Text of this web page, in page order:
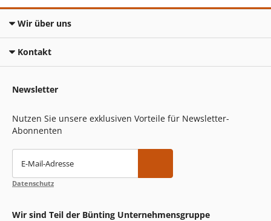
Wir über uns
Kontakt
Newsletter
Nutzen Sie unsere exklusiven Vorteile für Newsletter-
Abonnenten
E-Mail-Adresse
Datenschutz
Wir sind Teil der Bünting Unternehmensgruppe